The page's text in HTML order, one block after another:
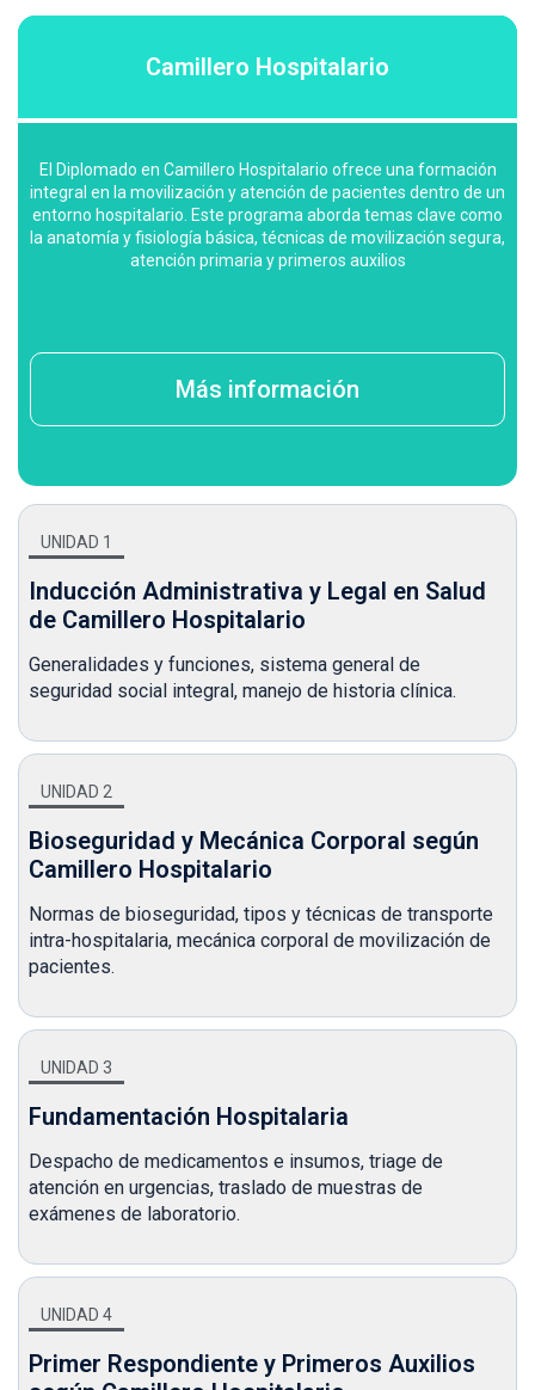
Camillero Hospitalario
El Diplomado en Camillero Hospitalario ofrece una formación
integral en la movilización y atención de pacientes dentro de un
entorno hospitalario. Este programa aborda temas clave como
la anatomía y fisiología básica, técnicas de movilización segura,
atención primaria y primeros auxilios
Más información
UNIDAD 1
Inducción Administrativa y Legal en Salud
de Camillero Hospitalario
Generalidades y funciones, sistema general de
seguridad social integral, manejo de historia clínica.
UNIDAD 2
Bioseguridad y Mecánica Corporal según
Camillero Hospitalario
Normas de bioseguridad, tipos y técnicas de transporte
intra-hospitalaria, mecánica corporal de movilización de
pacientes.
UNIDAD 3
Fundamentación Hospitalaria
Despacho de medicamentos e insumos, triage de
atención en urgencias, traslado de muestras de
exámenes de laboratorio.
UNIDAD 4
Primer Respondiente y Primeros Auxilios